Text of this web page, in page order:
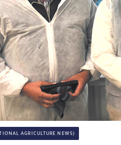
AGRICULTURE NEWS)